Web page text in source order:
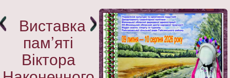
Виставка
пам’яті
Віктора